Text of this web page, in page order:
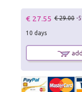
€ 27.55 € 29.00 -
10 days
ai nostri libri?
delle nostre novità,
cancellarti quando
di iscrizione